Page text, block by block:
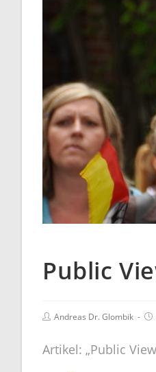
Public
Andreas Dr. Glombik
Artikel: „Public